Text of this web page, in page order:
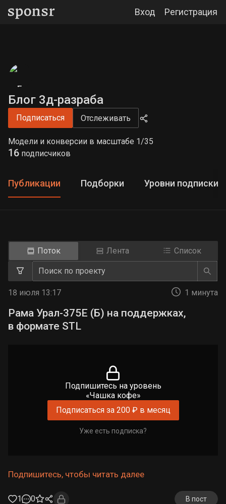
Вход Регистрация
Блог 3д-разраба
Подписаться Отслеживать
Модели и конверсии в масштабе 1/35
16 подписчиков
Публикации Подборки Уровни подписки
Поток Лента Список
18 июля 13:17 1 минута
Рама Урал-375Е (Б) на поддержках,
в формате STL
Подпишитесь на уровень
«Чашка кофе»
Подписаться за 200 ₽ в месяц
Уже есть подписка?
Подпишитесь, чтобы читать далее
1 0 В пост